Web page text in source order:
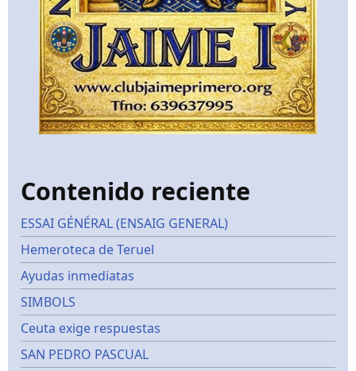
Contenido reciente
ESSAI GÉNÉRAL (ENSAIG GENERAL)
Hemeroteca de Teruel
Ayudas inmediatas
SIMBOLS
Ceuta exige respuestas
SAN PEDRO PASCUAL